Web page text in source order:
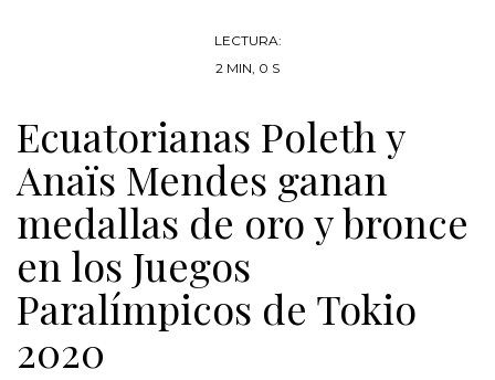
LECTURA:
2 MIN, 0 S
Ecuatorianas Poleth y
Anaïs Mendes ganan
medallas de oro y bronce
en los Juegos
Paralímpicos de Tokio
2020